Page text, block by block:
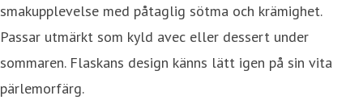
smakupplevelse med påtaglig sötma och krämighet.
Passar utmärkt som kyld avec eller dessert under
sommaren. Flaskans design känns lätt igen på sin vita
pärlemorfärg.